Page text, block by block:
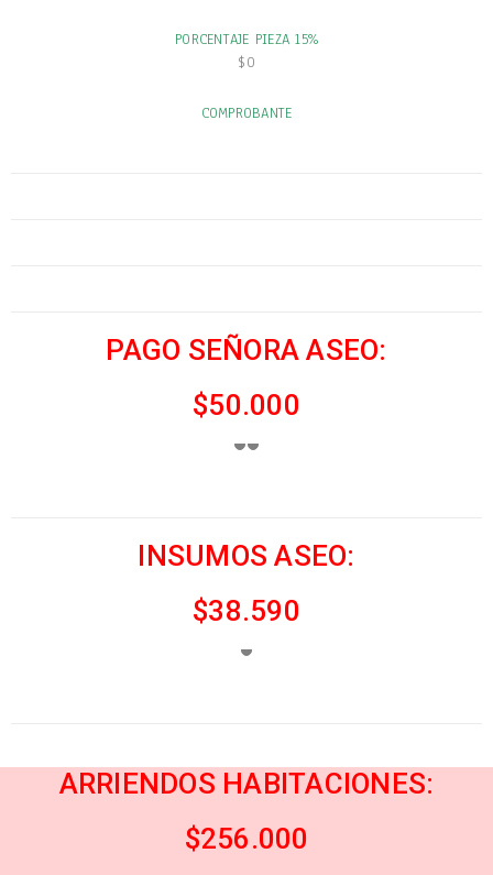
PORCENTAJE PIEZA 15%
$0
COMPROBANTE
PAGO SEÑORA ASEO:
$50.000
INSUMOS ASEO:
$38.590
ARRIENDOS HABITACIONES:
$256.000